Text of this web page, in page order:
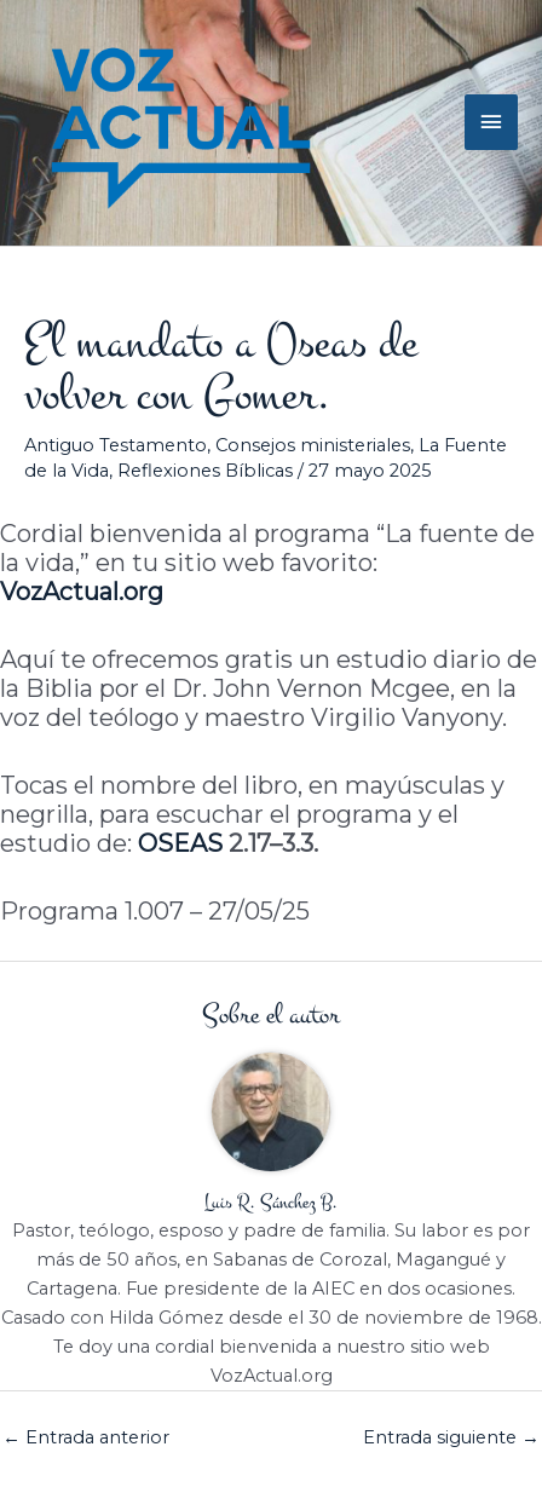
contenido
El mandato a Oseas de
volver con Gomer.
Antiguo Testamento, Consejos ministeriales, La Fuente
de la Vida, Reflexiones Bíblicas /27 mayo 2025
Cordial bienvenida al programa “La fuente de
la vida,” en tu sitio web favorito:
VozActual.org
Aquí te ofrecemos gratis un estudio diario de
la Biblia por el Dr. John Vernon Mcgee, en la
voz del teólogo y maestro Virgilio Vanyony.
Tocas el nombre del libro, en mayúsculas y
negrilla, para escuchar el programa y el
estudio de: OSEAS 2.17–3.3.
Programa 1.007 – 27/05/25
Sobre el autor
Luis R. Sánchez B.
Pastor, teólogo, esposo y padre de familia. Su labor es por
más de 50 años, en Sabanas de Corozal, Magangué y
Cartagena. Fue presidente de la AIEC en dos ocasiones.
Casado con Hilda Gómez desde el 30 de noviembre de 1968.
Te doy una cordial bienvenida a nuestro sitio web
VozActual.org
← Entrada anterior Entrada siguiente →